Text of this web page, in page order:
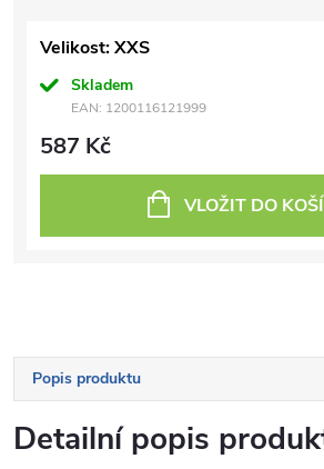
Velikost: XXS
Skladem
EAN: 1200116121999
587 Kč
VLOŽIT DO
Popis produktu
Detailní popis